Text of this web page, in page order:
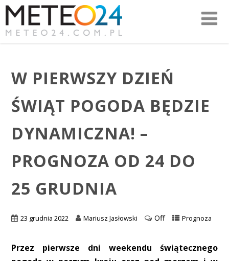
W PIERWSZY DZIEŃ
ŚWIĄT POGODA BĘDZIE
DYNAMICZNA! –
PROGNOZA OD 24 DO
25 GRUDNIA
23 grudnia 2022 Mariusz Jasłowski Off Prognoza
Przez pierwsze dni weekendu świątecznego